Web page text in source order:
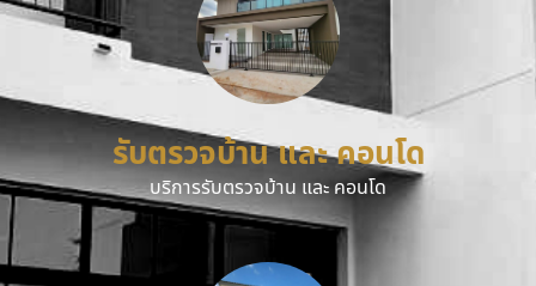
รับตรวจบ้าน และ คอนโด
บริการรับตรวจบ้าน และ คอนโด